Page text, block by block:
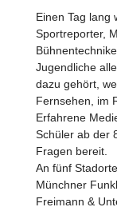
Einen Tag lang
Sportreporter,
Jugendliche
dazu gehört,
Fernsehen, im
Erfahrene
Schüler ab der
Fragen bereit.
An fünf
Münchner
Freimann &